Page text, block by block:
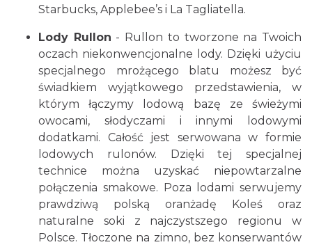
Starbucks, Applebee’s i La Tagliatella.
Lody Rullon - Rullon to tworzone na Twoich
oczach niekonwencjonalne lody. Dzięki użyciu
specjalnego mrożącego blatu możesz być
świadkiem wyjątkowego przedstawienia, w
którym łączymy lodową bazę ze świeżymi
owocami, słodyczami i innymi lodowymi
dodatkami. Całość jest serwowana w formie
lodowych rulonów. Dzięki tej specjalnej
technice można uzyskać niepowtarzalne
połączenia smakowe. Poza lodami serwujemy
prawdziwą polską oranżadę Koleś oraz
naturalne soki z najczystszego regionu w
Polsce. Tłoczone na zimno, bez konserwantów